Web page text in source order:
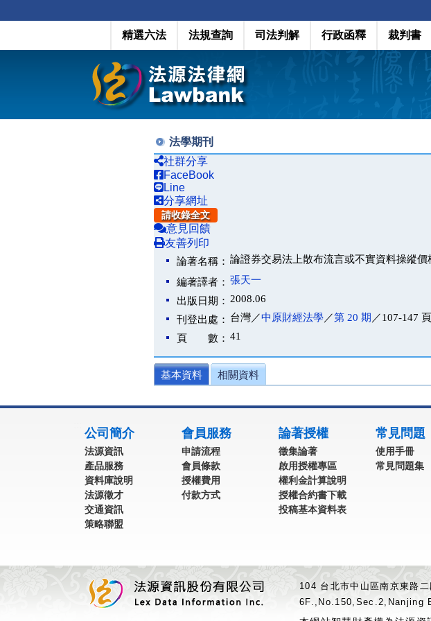
精選六法 法規查詢 司法判解 行政函釋 裁判書
法學期刊
社群分享
FaceBook
Line
分享網址
請收錄全文
意見回饋
友善列印
論著名稱： 論證券交易法上散布流言或不實資料操縱價
編著譯者： 張天一
出版日期： 2008.06
刊登出處： 台灣／中原財經法學／第 20 期 ／107-147 頁
頁 數： 41
基本資料 相關資料
公司簡介
法源資訊
產品服務
資料庫說明
法源徵才
交通資訊
策略聯盟
會員服務
申請流程
會員條款
授權費用
付款方式
論著授權
徵集論著
啟用授權專區
權利金計算說明
授權合約書下載
投稿基本資料表
常見問題
使用手冊
常見問題集
104 台北市中山區南京東路
6F.,No.150,Sec.2,Nanjing